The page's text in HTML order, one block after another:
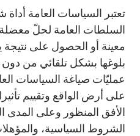
تعتبر السياسات العامة أداة
السلطات العامة لحلّ معضلة
معينة أو الحصول على نتيجة
بلوغها بشكل تلقائي من
عمليّات صياغة السياسات
على أرض الواقع وتقييم
الأفق المنظور وعلى المدى
الشروط السياسية،